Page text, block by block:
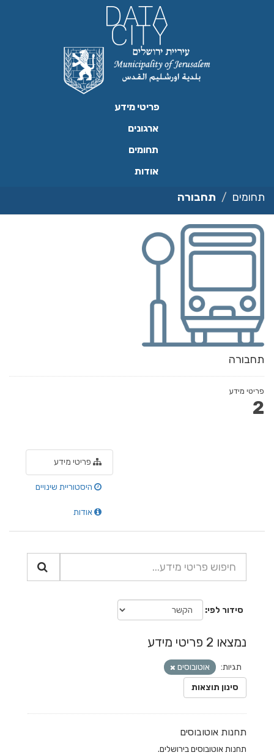
פריטי מידע
ארגונים
תחומים
אודות
תחומים תחבורה
תחבורה
פריטי מידע
2
פריטי מידע
היסטוריית שינויים
אודות
סידור לפי
נמצאו 2 פריטי מידע
תגיות:
אוטובוסים
סינון תוצאות
תחנות אוטובוסים
תחנות אוטובוסים בירושלים.